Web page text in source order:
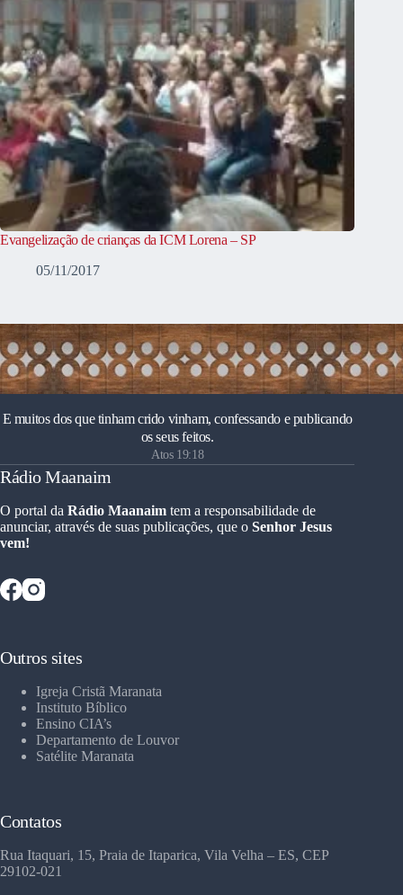
Evangelização de crianças da ICM Lorena – SP
05/11/2017
E muitos dos que tinham crido vinham, confessando e publicando
os seus feitos.
Atos 19:18
Rádio Maanaim
O portal da Rádio Maanaim tem a responsabilidade de
anunciar, através de suas publicações, que o Senhor Jesus
vem!
Outros sites
Igreja Cristã Maranata
Instituto Bíblico
Ensino CIA’s
Departamento de Louvor
Satélite Maranata
Contatos
Rua Itaquari, 15, Praia de Itaparica, Vila Velha – ES, CEP
29102-021